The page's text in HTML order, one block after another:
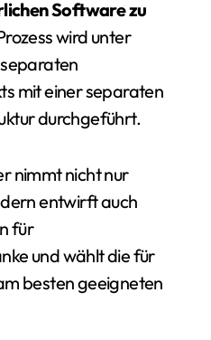
Software zu
wird unter
mit einer separaten
durchgeführt.
nimmt nicht nur
entwirft auch
für
und wählt die für
besten geeigneten